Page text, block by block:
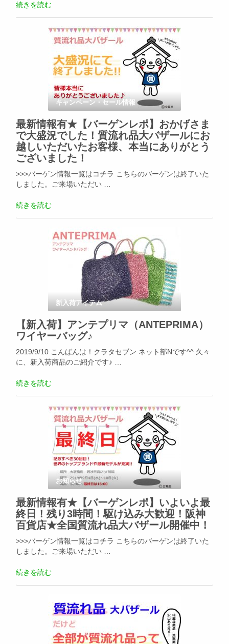
続きを読む
キャンペーン・セール情報
最新情報有★【バーゲンレポ】おかげさま
で大盛況でした！質流れ品大バザールにお
越しいただいたお客様、本当にありがとう
ございました！
>>>バーゲン情報一覧はコチラ こちらのバーゲンは終了いた
しました。ご来場いただい …
続きを読む
新入荷アイテム
【新入荷】アンテプリマ（ANTEPRIMA）
ワイヤーバッグ♪
2019/9/10 こんばんは！クラタセブン ネット部Nです^^ 久々
に、新入荷商品のご紹介です♪ …
続きを読む
お知らせ
最新情報有★【バーゲンレポ】いよいよ最
終日！残り3時間！駆け込み大歓迎！阪神
百貨店★全国質流れ品大バザール開催中！
>>>バーゲン情報一覧はコチラ こちらのバーゲンは終了いた
しました。ご来場いただい …
続きを読む